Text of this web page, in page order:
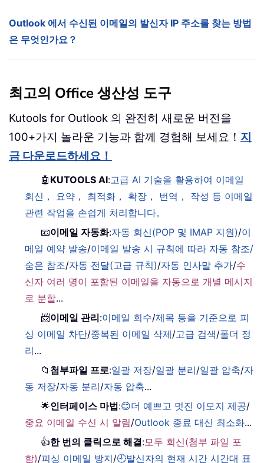
Outlook 에서 수신된 이메일의 발신자 IP 주소를 찾는 방법
은 무엇인가요？
최고의 Office 생산성 도구
Kutools for Outlook 의 완전히 새로운 버전을
100+가지 놀라운 기능과 함께 경험해 보세요！ 지
금 다운로드하세요！
🤖 KUTOOLS AI:고급 AI 기술을 활용하여 이메일
회신， 요약， 최적화， 확장， 번역， 작성 등 이메일
관련 작업을 손쉽게 처리합니다。
📧이메일 자동화:자동 회신(POP 및 IMAP 지원)/이
메일 예약 발송/이메일 발송 시 규칙에 따라 자동 참조/
숨은 참조/자동 전달(고급 규칙)/자동 인사말 추가/수
신자 여러 명이 포함된 이메일을 자동으로 개별 메시지
로 분할...
📨이메일 관리:이메일 회수/제목 등을 기준으로 피
싱 이메일 차단/중복된 이메일 삭제/고급 검색/폴더 정
리...
📁 첨부파일 프로:일괄 저장/일괄 분리/일괄 압축/자
동 저장/자동 분리/자동 압축...
🌟인터페이스 마법:😊더 예쁘고 멋진 이모지 제공/
중요 이메일 수신 시 알림/Outlook 종료 대신 최소화...
👍한 번의 클릭으로 해결:모두 회신(첨부 파일 포
함)/피싱 이메일 방지/🕘발신자의 현재 시간 시간대 표